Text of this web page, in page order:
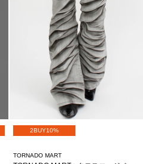
2BUY10%
TORNADO MART